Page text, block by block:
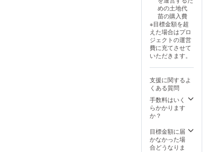
で丁寧
にお作
りして
いま
す。
コー
ヒー本
来の味
をお楽
しみい
ただく
ため、
無糖の
製品と
す。 原
材料及
び添加
物等の
食品表
示はお
届け商
品のラ
ベルに
表記さ
れま
す。 商
前には
必ずお
届けの
リター
たラベ
ルや注
意書き
（国内
製造）
・主原
料の原
産地：
スリラ
ンカ
【バ
キュー
スクス
テム】
・サイ
ズ：
23cmx
容量：
500ml
・保
重量：
1000ml
・保存
方法：
直射日
光を避
け、常
温で保
存。
開封後
は冷蔵
保存し
お早め
し上が
りくだ
さい。
めの土地代
苗の購入費
※目標金額を超
えた場合はプロ
ジェクトの運営
費に充てさせて
いただきます。
支援に関するよ
くある質問
手数料はいく
らかかります
か？
目標金額に届
かなかった場
合どうなりま